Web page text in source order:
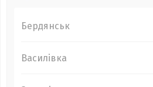
Бердянськ
Василівка